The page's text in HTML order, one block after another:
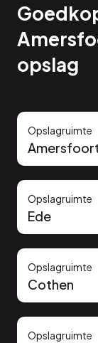
opslag
Opslagruimte
Opslagruimte
Ede
Opslagruimte
Cothen
Opslagruimte